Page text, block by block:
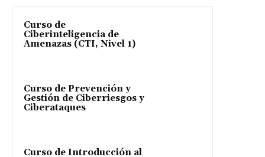
Curso de
Ciberinteligencia de
Amenazas (CTI, Nivel 1)
Curso de Prevención y
Gestión de Ciberriesgos y
Ciberataques
Curso de Introducción al